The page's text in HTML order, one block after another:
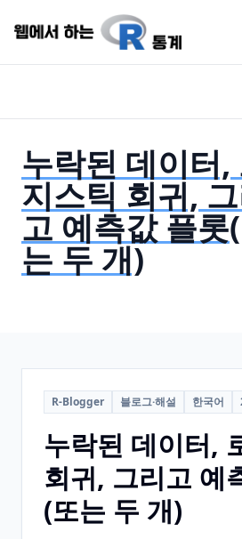
누락된 데이터,
지스틱 회귀,
고 예측값 플롯
는 두 개)
R-Blogger 블로그·해설 한국어
누락된 데이터,
회귀, 그리고 예
(또는 두 개)